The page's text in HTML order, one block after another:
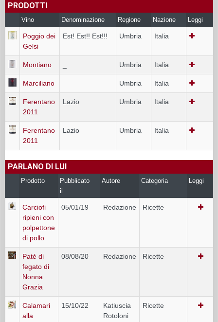
PRODOTTI
Vino Denominazione Regione Nazione Leggi
Poggio dei
Gelsi
Est! Est!! Est!!! Umbria Italia
Montiano Umbria Italia
Marciliano Umbria Italia
Ferentano
2011
Lazio Umbria Italia
Ferentano
2011
Lazio Umbria Italia
PARLANO DI LUI
Prodotto
Pubblicato
il
Autore Categoria Leggi
Carciofi
ripieni con
polpettone
di pollo
05/01/19 Redazione Ricette
Paté di
fegato di
Nonna
Grazia
08/08/20 Redazione Ricette
Calamari
alla
15/10/22
Katiuscia
Rotoloni
Ricette